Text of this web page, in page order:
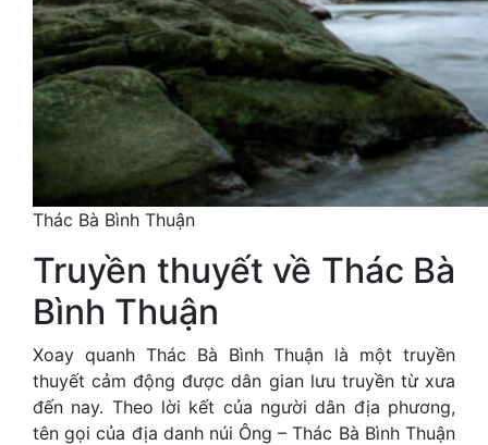
Thác Bà Bình Thuận
Truyền thuyết về Thác Bà
Bình Thuận
Xoay quanh Thác Bà Bình Thuận là một truyền
thuyết cảm động được dân gian lưu truyền từ xưa
đến nay. Theo lời kết của người dân địa phương,
tên gọi của địa danh núi Ông – Thác Bà Bình Thuận